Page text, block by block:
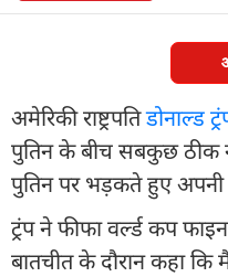
अमेरिकी राष्ट्रपतिडोनाल्ड
पुतिन के बीच सबकुछ ठीक
पुतिन पर भड़कते हुए अपनी
ट्रंप ने फीफा वर्ल्ड कप
बातचीत के दौरान कहा कि